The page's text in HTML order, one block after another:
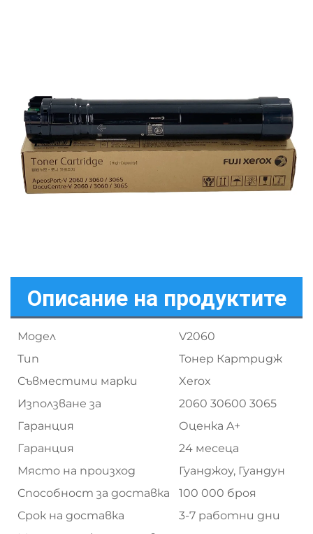
Описание на продуктите
Модел
V2060
Тип
Тонер Картридж
Съвместими марки
Xerox
Използване за
2060 30600 3065
Гаранция
Оценка A+
Гаранция
24 месеца
Място на произход
Гуанджоу, Гуандун
Способност за доставка
100 000 броя
Срок на доставка
3-7 работни дни